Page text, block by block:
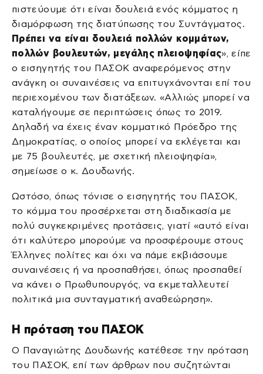
πιστεύουμε ότι είναι δουλειά ενός κόμματος η
διαμόρφωση της διατύπωσης του Συντάγματος.
Πρέπει να είναι δουλειά πολλών κομμάτων,
πολλών βουλευτών, μεγάλης πλειοψηφίας», είπε
ο εισηγητής του ΠΑΣΟΚ αναφερόμενος στην
ανάγκη οι συναινέσεις να επιτυγχάνονται επί του
περιεχομένου των διατάξεων. «Αλλιώς μπορεί να
καταλήγουμε σε περιπτώσεις όπως το 2019.
Δηλαδή να έχεις έναν κομματικό Πρόεδρο της
Δημοκρατίας, ο οποίος μπορεί να εκλέγεται και
με 75 βουλευτές, με σχετική πλειοψηφία»,
σημείωσε ο κ. Δουδωνής.
Ωστόσο, όπως τόνισε ο εισηγητής του ΠΑΣΟΚ,
το κόμμα του προσέρχεται στη διαδικασία με
πολύ συγκεκριμένες προτάσεις, γιατί «αυτό είναι
ότι καλύτερο μπορούμε να προσφέρουμε στους
Έλληνες πολίτες και όχι να πάμε εκβιάσουμε
συναινέσεις ή να προσπαθήσει, όπως προσπαθεί
να κάνει ο Πρωθυπουργός, να εκμεταλλευτεί
πολιτικά μια συνταγματική αναθεώρηση».
Η πρόταση του ΠΑΣΟΚ
Ο Παναγιώτης Δουδωνής κατέθεσε την πρόταση
του ΠΑΣΟΚ, επί των άρθρων που συζητώνται